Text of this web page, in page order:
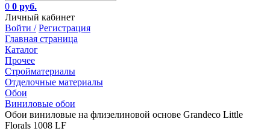
0 0 руб.
Личный кабинет
Войти / Регистрация
Главная страница
Каталог
Прочее
Стройматериалы
Отделочные материалы
Обои
Виниловые обои
Обои виниловые на флизелиновой основе Grandeco Little
Florals 1008 LF